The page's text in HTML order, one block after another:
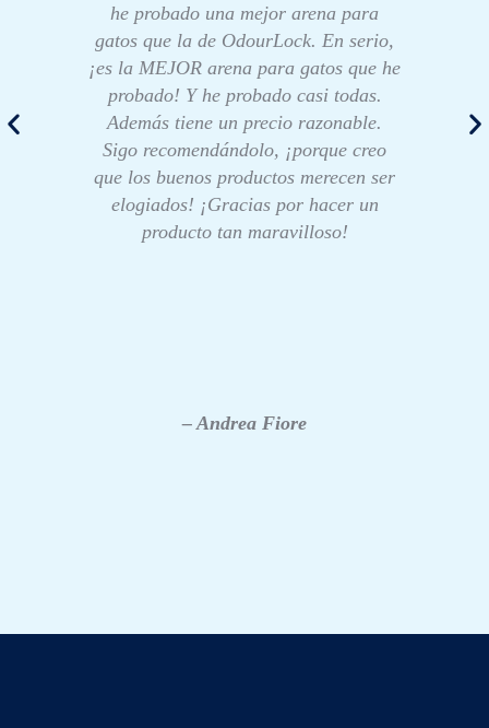
he probado una mejor arena para
gatos que la de OdourLock. En serio,
¡es la MEJOR arena para gatos que he
probado! Y he probado casi todas.
Además tiene un precio razonable.
Sigo recomendándolo, ¡porque creo
que los buenos productos merecen ser
elogiados! ¡Gracias por hacer un
producto tan maravilloso!
– Andrea Fiore